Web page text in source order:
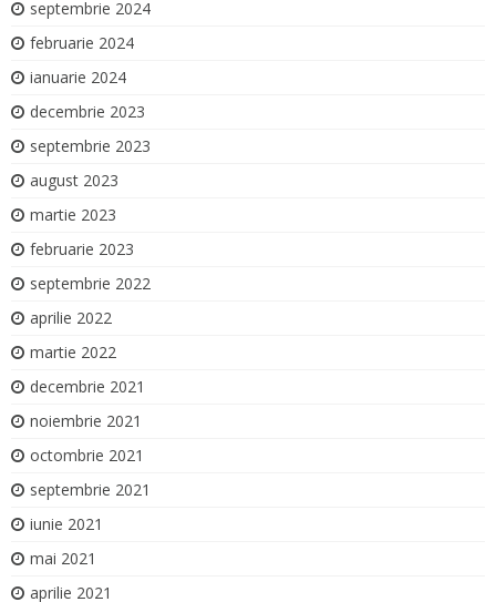
septembrie 2024
februarie 2024
ianuarie 2024
decembrie 2023
septembrie 2023
august 2023
martie 2023
februarie 2023
septembrie 2022
aprilie 2022
martie 2022
decembrie 2021
noiembrie 2021
octombrie 2021
septembrie 2021
iunie 2021
mai 2021
aprilie 2021